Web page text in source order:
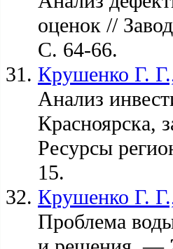
оценок //
С. 64-66.
Крушенко Г.
Анализ
Красноярска,
Ресурсы
15.
Крушенко Г.
Проблема